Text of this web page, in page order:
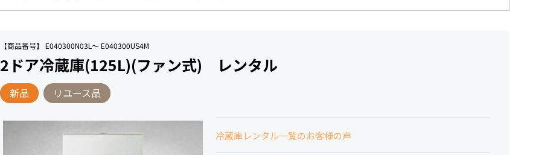
【商品番号】 E040300N03L～ E040300US4M
2ドア冷蔵庫(125L)(ファン式) レンタル
新品 リユース品
冷蔵庫レンタル一覧のお客様の声